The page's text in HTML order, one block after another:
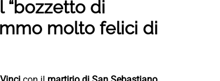
“bozzetto di
molto felici di